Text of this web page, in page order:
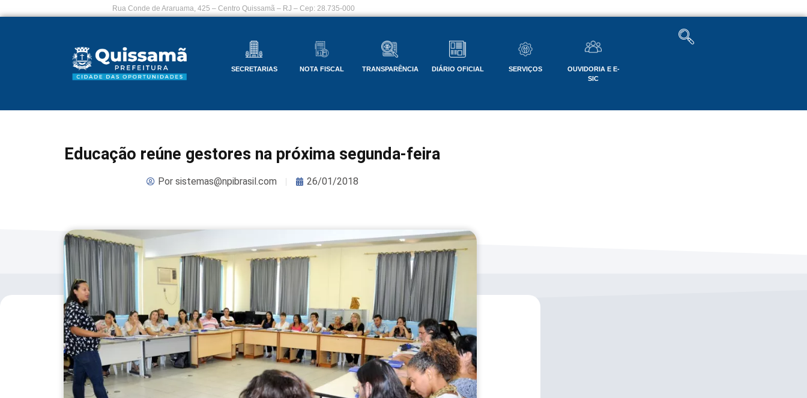
Rua Conde de Araruama, 425 – Centro Quissamã – RJ – Cep: 28.735-000
SECRETARIAS NOTA FISCAL TRANSPARÊNCIA DIÁRIO OFICIAL SERVIÇOS
OUVIDORIA E E-
SIC
Educação reúne gestores na próxima segunda-feira
Porsistemas@npibrasil.com 26/01/2018